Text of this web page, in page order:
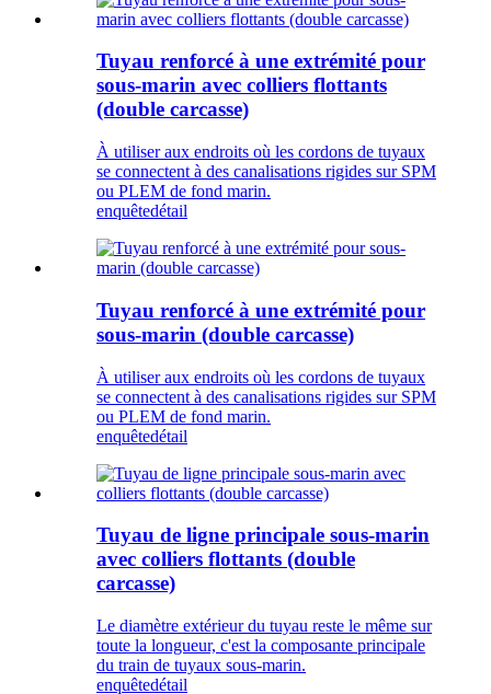
Tuyau renforcé à une extrémité pour
sous-marin avec colliers flottants
(double carcasse)
À utiliser aux endroits où les cordons de tuyaux
se connectent à des canalisations rigides sur SPM
ou PLEM de fond marin.
enquêtedétail
Tuyau renforcé à une extrémité pour
sous-marin (double carcasse)
À utiliser aux endroits où les cordons de tuyaux
se connectent à des canalisations rigides sur SPM
ou PLEM de fond marin.
enquêtedétail
Tuyau de ligne principale sous-marin
avec colliers flottants (double
carcasse)
Le diamètre extérieur du tuyau reste le même sur
toute la longueur, c'est la composante principale
du train de tuyaux sous-marin.
enquêtedétail